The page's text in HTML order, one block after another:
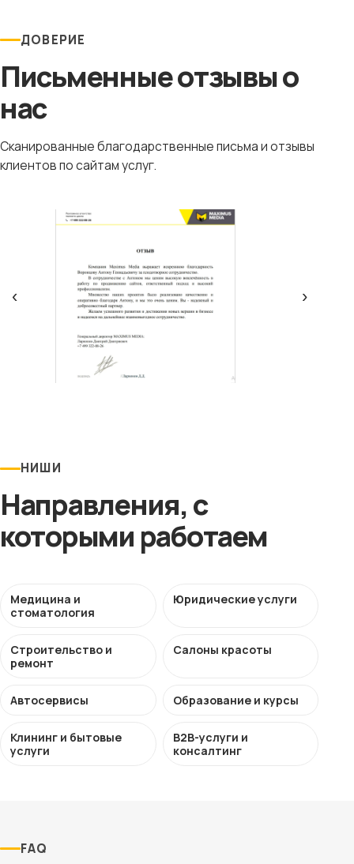
ДОВЕРИЕ
Письменные отзывы о
нас
Сканированные благодарственные письма и отзывы
клиентов по сайтам услуг.
‹ ›
НИШИ
Направления, с
которыми работаем
Медицина и
стоматология
Юридические услуги
Строительство и
ремонт
Салоны красоты
Автосервисы Образование и курсы
Клининг и бытовые
услуги
B2B-услуги и
консалтинг
FAQ